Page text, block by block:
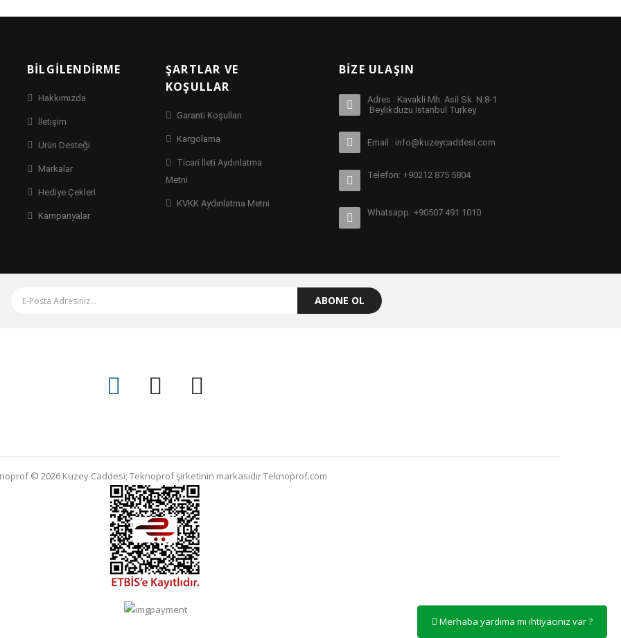
Merhaba yardıma mı ihtiyacınız var ?
BILGILENDIRME
Hakkımızda
İletişim
Ürün Desteği
Markalar
Hediye Çekleri
Kampanyalar
ŞARTLAR VE
KOŞULLAR
Garanti Koşulları
Kargolama
Ticari İleti Aydınlatma
Metni
KVKK Aydınlatma Metni
BIZE ULAŞIN
Adres : Kavakli Mh. Asil Sk. N:8-1
Beylikduzu Istanbul Turkey
Email : info@kuzeycaddesi.com
Telefon: +90212 875 5804
Whatsapp: +90507 491 1010
ABONE OL
© 2026 Kuzey Caddesi; Teknoprof şirketinin markasıdırTeknoprof.com